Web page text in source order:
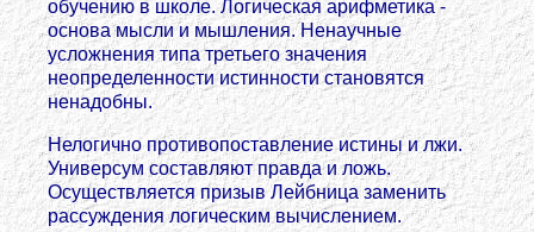
обучению в школе. Логическая арифметика -
основа мысли и мышления. Ненаучные
усложнения типа третьего значения
неопределенности истинности становятся
ненадобны.
Нелогично противопоставление истины и лжи.
Универсум составляют правда и ложь.
Осуществляется призыв Лейбница заменить
рассуждения логическим вычислением.